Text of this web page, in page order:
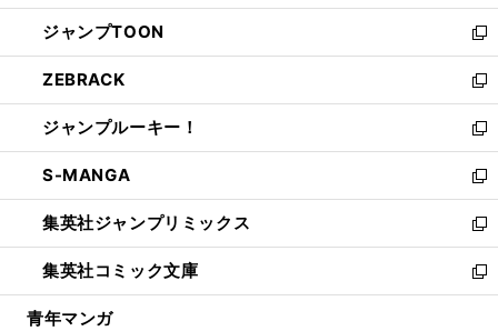
開
く
ウ
で
開
く
ン
ド
ウ
で
開
く
ウ
ィ
ン
ド
ウ
で
開
く
し
い
ウ
ィ
ン
ド
ウ
で
開
く
ジャンプTOON
新
し
い
ウ
ィ
ン
ド
ウ
で
開
く
ZEBRACK
新
し
い
ウ
ィ
ン
ド
ウ
で
開
ジャンプルーキー！
新
し
い
ウ
ィ
ン
ド
ウ
S-MANGA
新
し
い
ウ
ィ
ン
集英社ジャンプリミックス
新
し
い
ウ
集英社コミック文庫
新
し
青年マンガ